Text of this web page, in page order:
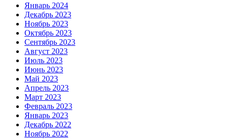
Январь 2024
Декабрь 2023
Ноябрь 2023
Октябрь 2023
Сентябрь 2023
Август 2023
Июль 2023
Июнь 2023
Май 2023
Апрель 2023
Март 2023
Февраль 2023
Январь 2023
Декабрь 2022
Ноябрь 2022